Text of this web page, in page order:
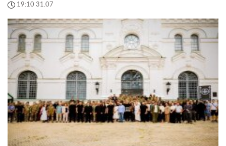
19:10 31.07